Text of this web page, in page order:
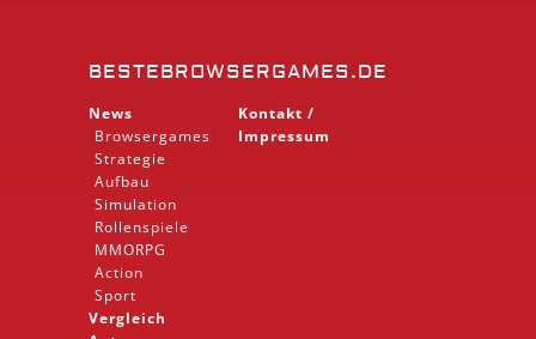
BESTEBROWSERGAMES.DE
News
Browsergames
Strategie
Aufbau
Simulation
Rollenspiele
MMORPG
Action
Sport
Vergleich
Kontakt /
Impressum